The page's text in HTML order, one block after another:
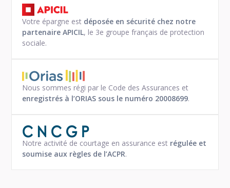
Votre épargne est déposée en sécurité chez notre
partenaire APICIL, le 3e groupe français de protection
sociale.
Nous sommes régi par le Code des Assurances et
enregistrés à l’ORIAS sous le numéro 20008699.
Notre activité de courtage en assurance est régulée et
soumise aux règles de l’ACPR.